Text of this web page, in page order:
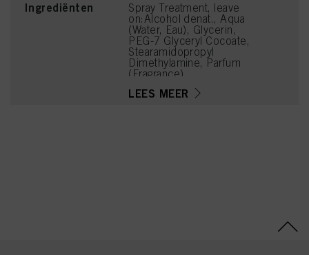
Ingrediënten
Spray Treatment, leave
on:Alcohol denat., Aqua
(Water, Eau), Glycerin,
PEG-7 Glyceryl Cocoate,
Stearamidopropyl
Dimethylamine, Parfum
(Fragrance),
e, Lactic Acid,
LEES MEER